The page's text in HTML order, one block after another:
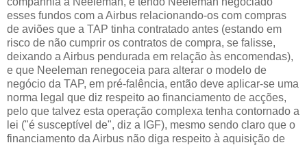
esses fundos com a Airbus relacionando-os com compras
de aviões que a TAP tinha contratado antes (estando em
risco de não cumprir os contratos de compra, se falisse,
deixando a Airbus pendurada em relação às encomendas),
e que Neeleman renegoceia para alterar o modelo de
negócio da TAP, em pré-falência, então deve aplicar-se uma
norma legal que diz respeito ao financiamento de acções,
pelo que talvez esta operação complexa tenha contornado a
lei ("é susceptível de", diz a IGF), mesmo sendo claro que o
financiamento da Airbus não diga respeito à aquisição de